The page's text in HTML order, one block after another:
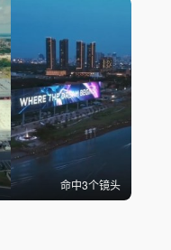
命中3个镜头